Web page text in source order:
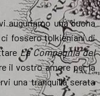
auguriamo una buona
fossero tolkieniani di
La Compagnia del
il vostro amore per la
una tranquilla serata